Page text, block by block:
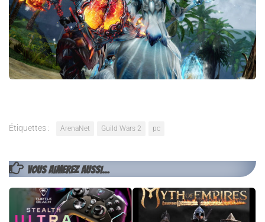
Étiquettes : ArenaNet Guild Wars 2 pc
VOUS AIMEREZ AUSSI...